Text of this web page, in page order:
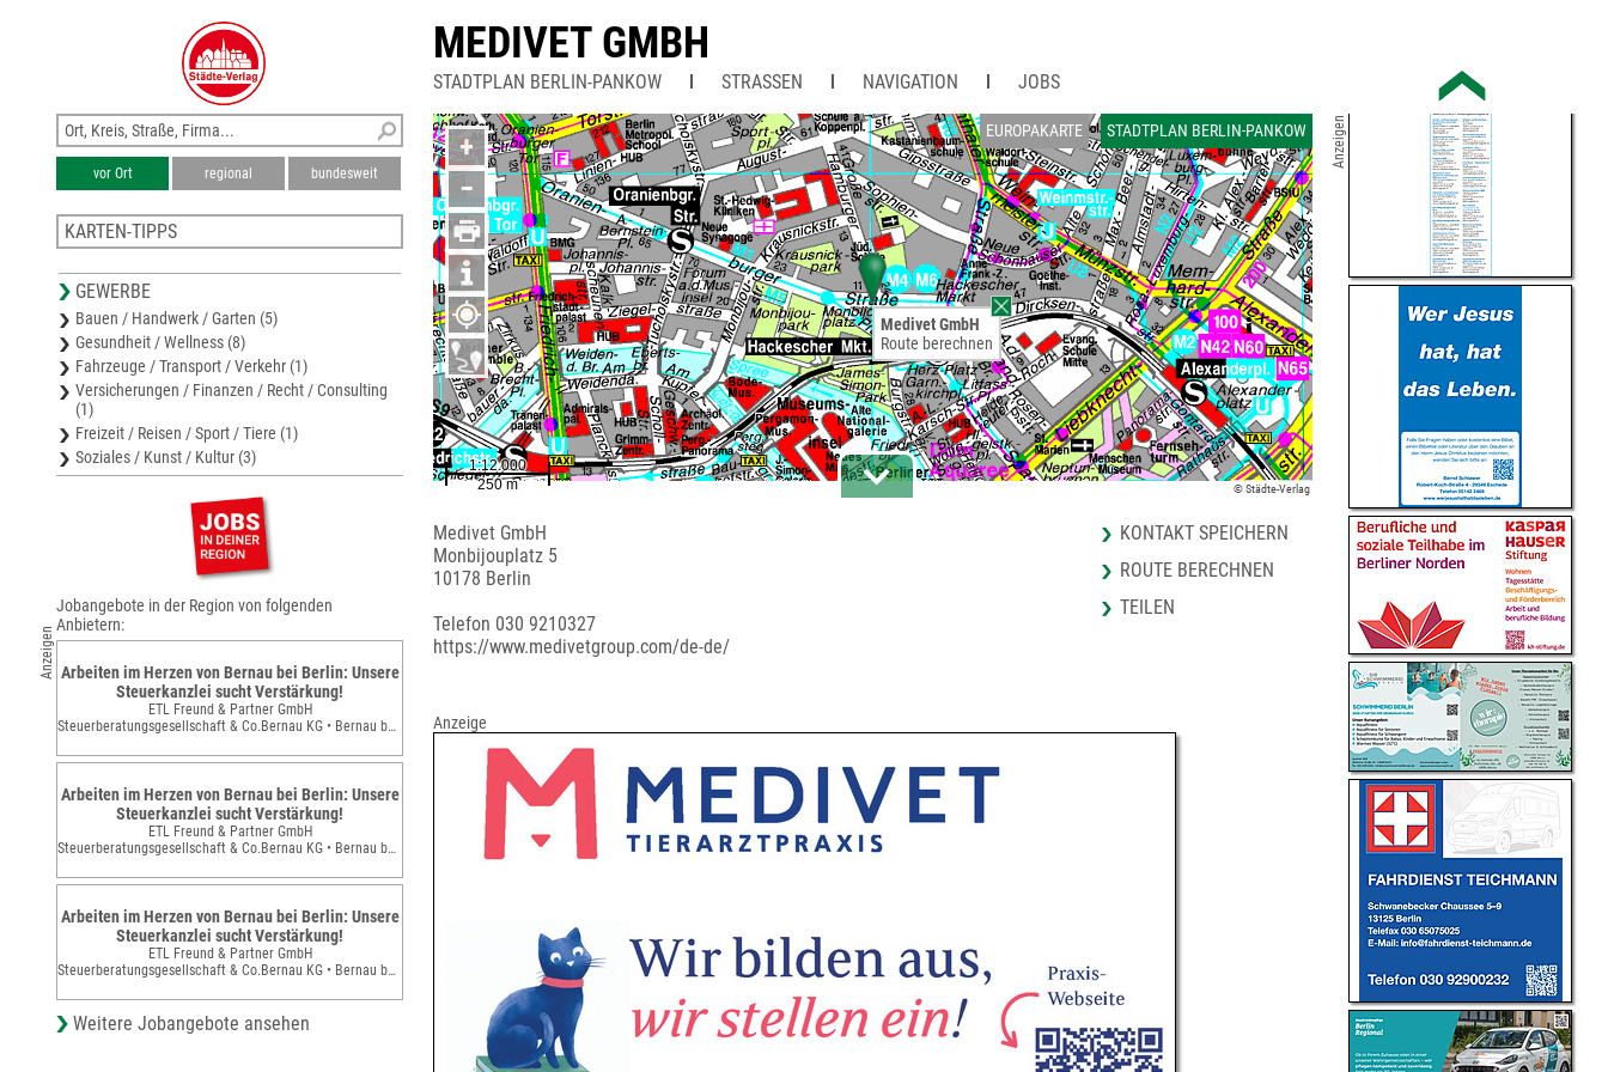
MEDIVET GMBH
STADTPLAN BERLIN-PANKOW STRASSEN NAVIGATION JOBS
EUROPAKARTE STADTPLAN BERLIN-PANKOW
+
−
© Städte-Verlag
Medivet GmbH
Route berechnen
Medivet GmbH
Monbijouplatz 5
10178 Berlin
Telefon 030 9210327
https://www.medivetgroup.com/de-de/
KONTAKT SPEICHERN
ROUTE BERECHNEN
TEILEN
Anzeige
vor Ort regional bundesweit
KARTEN-TIPPS
Stadtplan Berlin-Friedrichshain-Kreuzberg
Stadtplan Berlin-Tempelhof-Schöneberg
Stadtplan Berlin-Neukölln
Stadtplan Berlin-Charlottenburg-Wilmersdorf
GEWERBE
Bauen / Handwerk / Garten (5)
Gesundheit / Wellness (8)
Fahrzeuge / Transport / Verkehr (1)
Versicherungen / Finanzen / Recht / Consulting
(1)
Freizeit / Reisen / Sport / Tiere (1)
Soziales / Kunst / Kultur (3)
Anzeigen
Jobangebote in der Region von folgenden
Anbietern:
Arbeiten im Herzen von Bernau bei Berlin: Unsere
Steuerkanzlei sucht Verstärkung!
ETL Freund & Partner GmbH
Steuerberatungsgesellschaft & Co.Bernau KG • Bernau bei Berlin
Arbeiten im Herzen von Bernau bei Berlin: Unsere
Steuerkanzlei sucht Verstärkung!
ETL Freund & Partner GmbH
Steuerberatungsgesellschaft & Co.Bernau KG • Bernau bei Berlin
Arbeiten im Herzen von Bernau bei Berlin: Unsere
Steuerkanzlei sucht Verstärkung!
ETL Freund & Partner GmbH
Steuerberatungsgesellschaft & Co.Bernau KG • Bernau bei Berlin
Weitere Jobangebote ansehen
Anzeigen